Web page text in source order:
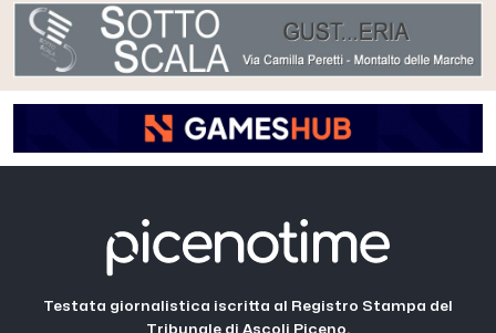
Testata giornalistica iscritta al Registro Stampa del
Tribunale di Ascoli Piceno.